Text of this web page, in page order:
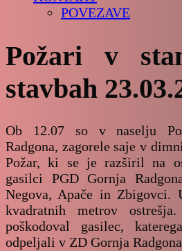
POVEZAVE
Požari v
stavbah
Ob 12.07 so v naselju
Radgona, zagorele saje v
Požar, ki se je razširil na
gasilci PGD Gornja
Negova, Apače in Zbigovci.
kvadratnih metrov
poškodoval gasilec,
odpeljali v ZD Gornja